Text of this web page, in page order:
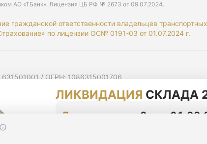
АО «ТБанк». Лицензия ЦБ РФ № 2673 от 09.07.2024.
гражданской ответственности владельцев
по лицензии ОС№ 0191-03 от 01.07.2024 г.
/ ОГРН: 1086315001706
ЛИКВИДАЦИЯ СКЛАДА
До конца акции 3 дня